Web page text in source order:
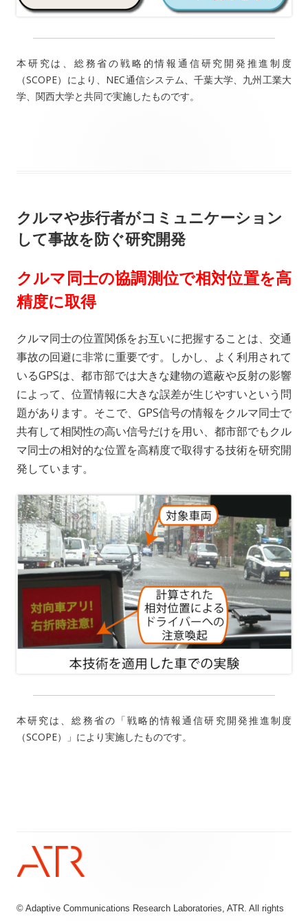
本研究は、総務省の戦略的情報通信研究開発推進制度
（SCOPE）により、NEC通信システム、千葉大学、九州工業大
学、関西大学と共同で実施したものです。
クルマや歩行者がコミュニケーション
して事故を防ぐ研究開発
クルマ同士の協調測位で相対位置を高
精度に取得
クルマ同士の位置関係をお互いに把握することは、交通
事故の回避に非常に重要です。しかし、よく利用されて
いるGPSは、都市部では大きな建物の遮蔽や反射の影響
によって、位置情報に大きな誤差が生じやすいという問
題があります。そこで、GPS信号の情報をクルマ同士で
共有して相関性の高い信号だけを用い、都市部でもクル
マ同士の相対的な位置を高精度で取得する技術を研究開
発しています。
本研究は、総務省の「戦略的情報通信研究開発推進制度
（SCOPE）」により実施したものです。
© Adaptive Communications Research Laboratories, ATR. All rights